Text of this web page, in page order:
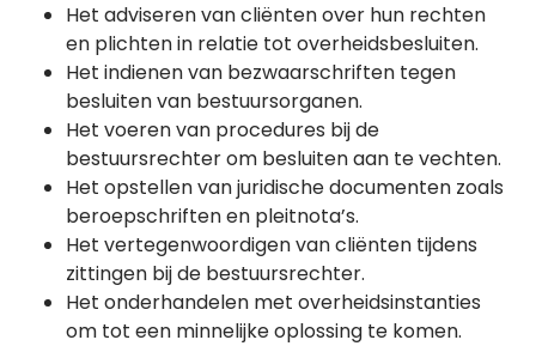
Het adviseren van cliënten over hun rechten
en plichten in relatie tot overheidsbesluiten.
Het indienen van bezwaarschriften tegen
besluiten van bestuursorganen.
Het voeren van procedures bij de
bestuursrechter om besluiten aan te vechten.
Het opstellen van juridische documenten zoals
beroepschriften en pleitnota’s.
Het vertegenwoordigen van cliënten tijdens
zittingen bij de bestuursrechter.
Het onderhandelen met overheidsinstanties
om tot een minnelijke oplossing te komen.